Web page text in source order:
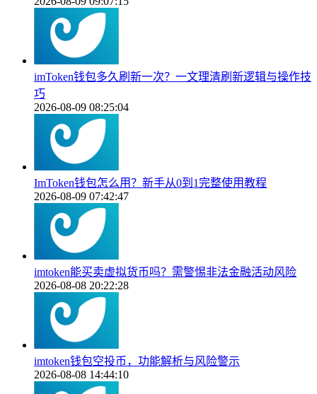
imToken钱包多久刷新一次？一文理清刷新逻辑与操作技
巧
2026-08-09 08:25:04
ImToken钱包怎么用？新手从0到1完整使用教程
2026-08-09 07:42:47
imtoken能买卖虚拟货币吗？需警惕非法金融活动风险
2026-08-08 20:22:28
imtoken钱包空投币，功能解析与风险警示
2026-08-08 14:44:10